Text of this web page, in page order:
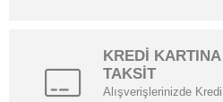
KREDİ KARTINA
TAKSİT
Alışverişlerinizde